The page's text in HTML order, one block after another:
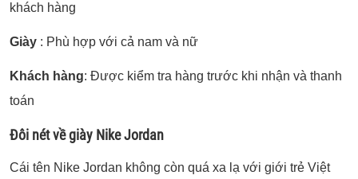
khách hàng
Giày : Phù hợp với cả nam và nữ
Khách hàng: Được kiểm tra hàng trước khi nhận và thanh
toán
Đôi nét về giày Nike Jordan
Cái tên Nike Jordan không còn quá xa lạ với giới trẻ Việt